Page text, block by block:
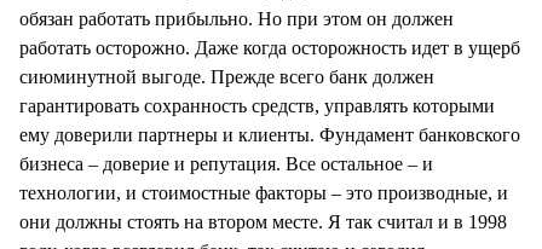
обязан работать прибыльно. Но при этом он должен
работать осторожно. Даже когда осторожность идет в ущерб
сиюминутной выгоде. Прежде всего банк должен
гарантировать сохранность средств, управлять которыми
ему доверили партнеры и клиенты. Фундамент банковского
бизнеса – доверие и репутация. Все остальное – и
технологии, и стоимостные факторы – это производные, и
они должны стоять на втором месте. Я так считал и в 1998